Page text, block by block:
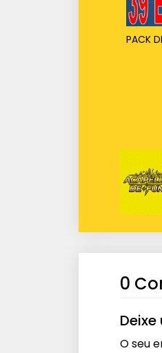
PACK
0
O seu